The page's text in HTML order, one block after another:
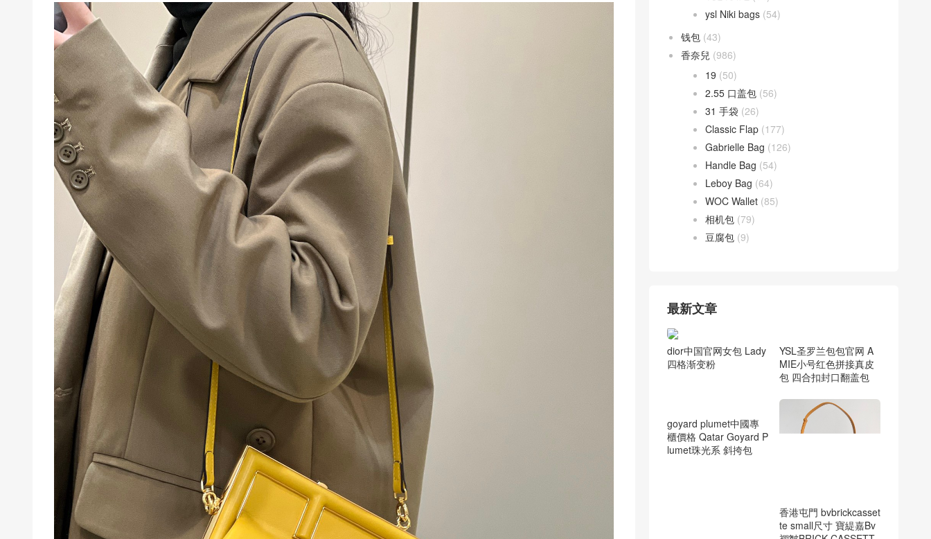
ysl Niki bags (54)
钱包 (43)
香奈兒 (986)
19 (50)
2.55 口盖包 (56)
31 手袋 (26)
Classic Flap (177)
Gabrielle Bag (126)
Handle Bag (54)
Leboy Bag (64)
WOC Wallet (85)
相机包 (79)
豆腐包 (9)
最新文章
dior中国官网女包 Lady
四格渐变粉